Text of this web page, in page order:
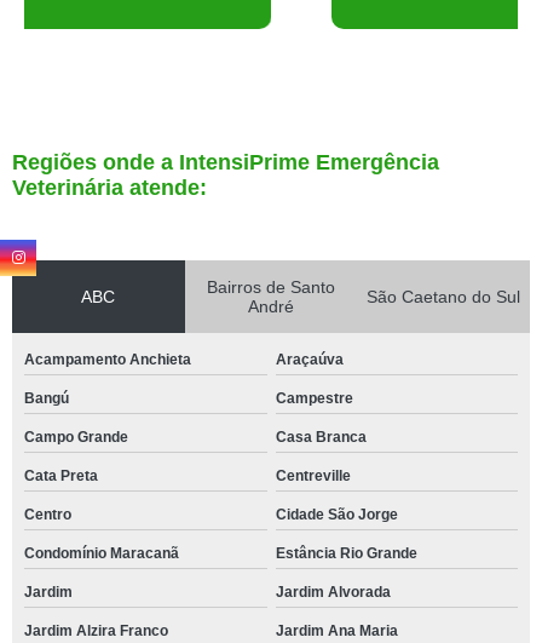
Regiões onde a IntensiPrime Emergência
Veterinária atende:
ABC
Bairros de Santo
André
São Caetano do Sul
Acampamento Anchieta Araçaúva
Bangú Campestre
Campo Grande Casa Branca
Cata Preta Centreville
Centro Cidade São Jorge
Condomínio Maracanã Estância Rio Grande
Jardim Jardim Alvorada
Jardim Alzira Franco Jardim Ana Maria